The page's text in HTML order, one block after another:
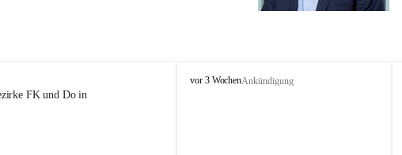
FK und Do in
L
vor 3 WochenAnkündigung